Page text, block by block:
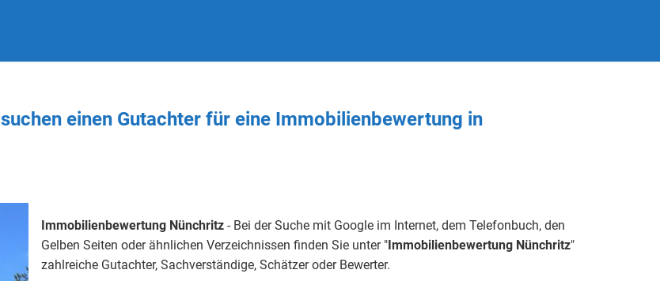
suchen einen Gutachter für eine Immobilienbewertung in
Immobilienbewertung Nünchritz- Bei der Suche mit Google im Internet, dem Telefonbuch, den
Gelben Seiten oder ähnlichen Verzeichnissen finden Sie unter "Immobilienbewertung Nünchritz"
zahlreiche Gutachter, Sachverständige, Schätzer oder Bewerter.